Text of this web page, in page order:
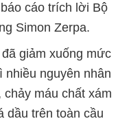
cáo trích lời Bộ
Simon Zerpa.
giảm xuống mức
nhiều nguyên nhân
máu chất xám
dầu trên toàn cầu